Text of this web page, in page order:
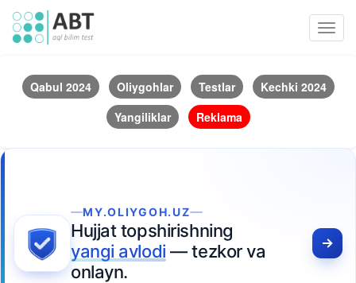
Qabul 2024 Oliygohlar Testlar
Kechki 2024
Yangiliklar
Reklama
MY.OLIYGOH.UZ
Hujjat topshirishning
yangi avlodi — tezkor va
onlayn.